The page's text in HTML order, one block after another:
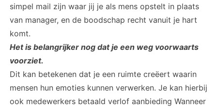
simpel mail zijn waar jij je als mens opstelt in plaats
van manager, en de boodschap recht vanuit je hart
komt.
Het is belangrijker nog dat je een weg voorwaarts
voorziet.
Dit kan betekenen dat je een ruimte creëert waarin
mensen hun emoties kunnen verwerken. Je kan hierbij
ook medewerkers betaald verlof aanbieding Wanneer